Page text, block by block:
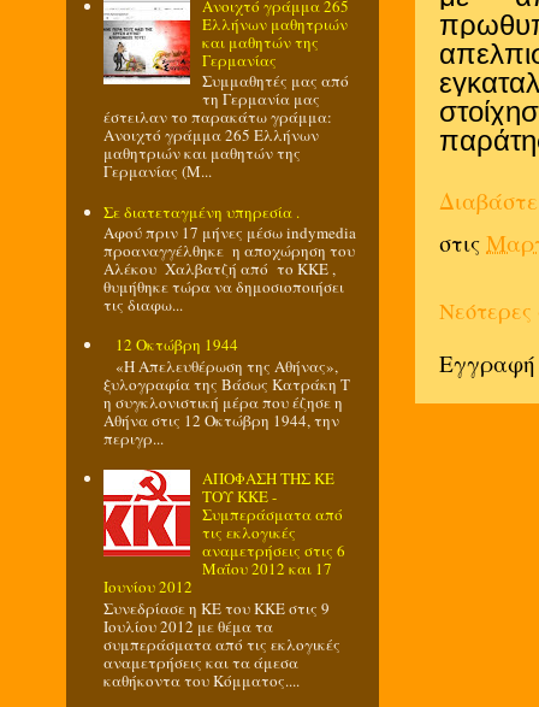
στις
Νεότερες
Ανοιχτό γράμμα 265
Ελλήνων μαθητριών
και μαθητών της
Γερμανίας
Συμμαθητές μας από
τη Γερμανία μας
έστειλαν το παρακάτω γράμμα:
Ανοιχτό γράμμα 265 Ελλήνων
μαθητριών και μαθητών της
Γερμανίας (Μ...
Σε διατεταγμένη υπηρεσία .
Αφού πριν 17 μήνες μέσω indymedia
προαναγγέλθηκε η αποχώρηση του
Αλέκου Χαλβατζή από το ΚΚΕ ,
θυμήθηκε τώρα να δημοσιοποιήσει
τις διαφω...
12 Οκτώβρη 1944
«Η Απελευθέρωση της Αθήνας»,
ξυλογραφία της Βάσως Κατράκη Τ
η συγκλονιστική μέρα που έζησε η
Αθήνα στις 12 Οκτώβρη 1944, την
περιγρ...
ΑΠΟΦΑΣΗ ΤΗΣ ΚΕ
ΤΟΥ ΚΚΕ -
Συμπεράσματα από
τις εκλογικές
αναμετρήσεις στις 6
Μαΐου 2012 και 17
Ιουνίου 2012
Συνεδρίασε η ΚΕ του ΚΚΕ στις 9
Ιουλίου 2012 με θέμα τα
συμπεράσματα από τις εκλογικές
αναμετρήσεις και τα άμεσα
καθήκοντα του Κόμματος....